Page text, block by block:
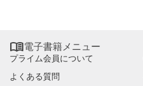
電子書籍メニュー
プライム会員について
よくある質問